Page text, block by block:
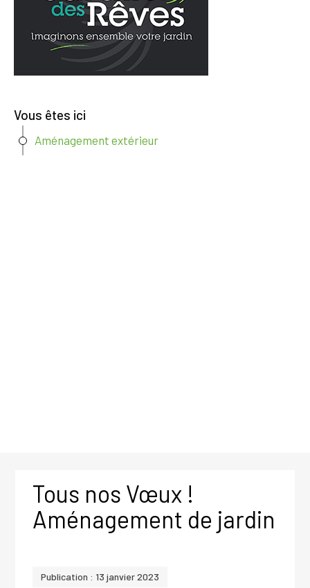
Vous êtes ici
Aménagement extérieur
Tous nos Vœux !
Aménagement de jardin
Publication : 13 janvier 2023